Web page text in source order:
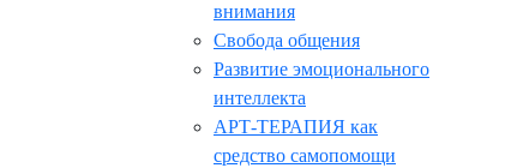
внимания
Свобода общения
Развитие эмоционального
интеллекта
АРТ-ТЕРАПИЯ как
средство самопомощи